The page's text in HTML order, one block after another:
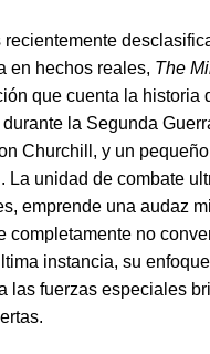
en hechos reales, The
que cuenta la
la Segunda
Churchill, y un
La unidad de combate
emprende una audaz
completamente no
instancia, su
las fuerzas especiales